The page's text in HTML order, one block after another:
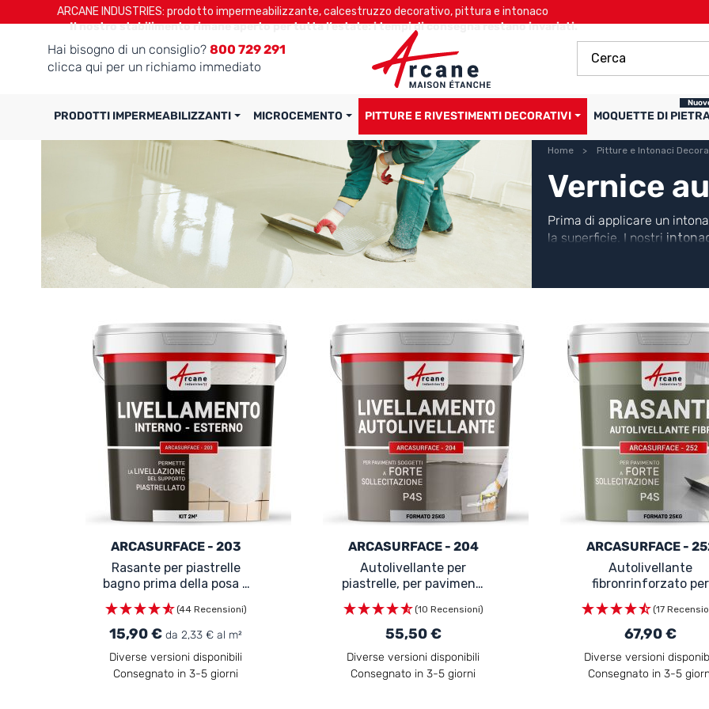
ARCANE INDUSTRIES: prodotto impermeabilizzante, calcestruzzo decorativo, pittura e intonaco
Il nostro stabilimento rimane aperto per tutta l’estate: i tempi di consegna restano invariati.
Hai bisogno di un consiglio? 800 729 291
clicca qui per un richiamo immediato
PRODOTTI IMPERMEABILIZZANTI MICROCEMENTO PITTURE E RIVESTIMENTI DECORATIVI MOQUETTE DI
Home Pitture e Intonaci
Vernice
Prima di applicare un
la superficie. I nostri
formulati per una perfetta
ARCASURFACE - 203
Rasante per piastrelle
bagno prima della posa -
ARCASURFACE - 203
(44 Recensioni)
15,90 € da 2,33 € al m²
Diverse versioni disponibili
Consegnato in 3-5 giorni
ARCASURFACE - 204
Autolivellante per
piastrelle, per pavimenti
esterni e interni
(10 Recensioni)
55,50 €
Diverse versioni disponibili
Consegnato in 3-5 giorni
ARCASURFACE -
Autolivellante
fibronrinforzato per
pavimento esterno e
interno -
- 252
(17
67,90 €
Diverse versioni
Consegnato in 3-5